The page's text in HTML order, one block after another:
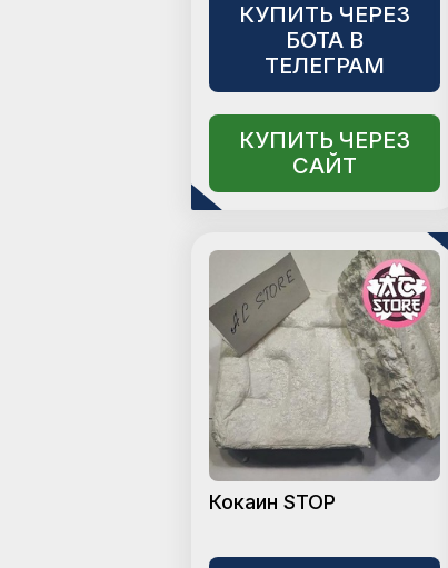
КУПИТЬ ЧЕРЕЗ
БОТА В
ТЕЛЕГРАМ
КУПИТЬ ЧЕРЕЗ
САЙТ
Кокаин STOP